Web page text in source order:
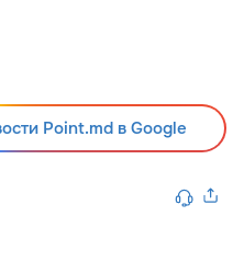
Point.md в Google